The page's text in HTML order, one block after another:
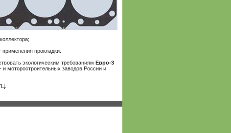
прокладки.
экологическим требованиям Евро-3
и моторостроительных заводов России и